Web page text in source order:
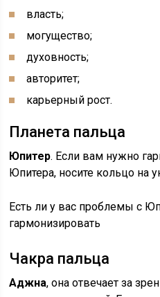
власть;
могущество;
духовность;
авторитет;
карьерный рост.
Планета пальца
Юпитер. Если вам нужно
Юпитера, носите кольцо на
Есть ли у вас проблемы с
гармонизировать
Чакра пальца
Аджна, она отвечает за